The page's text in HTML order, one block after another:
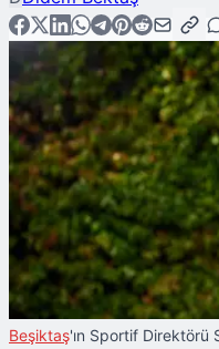
Beşiktaş'ın Sportif